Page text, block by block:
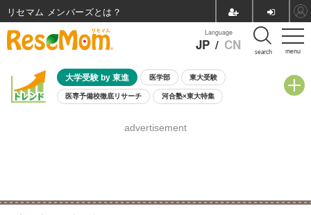
menu
Language
JP / CN search
大学受験 by 東進 医学部 東大受験
医専予備校徹底リサーチ 河合塾×東大特集
8月開催学校説明会・相談会
advertisement
リセマム メンバーズ